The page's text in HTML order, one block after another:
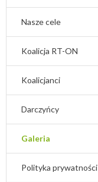
Nasze cele
Koalicja RT-ON
Koalicjanci
Darczyńcy
Galeria
Polityka prywatności